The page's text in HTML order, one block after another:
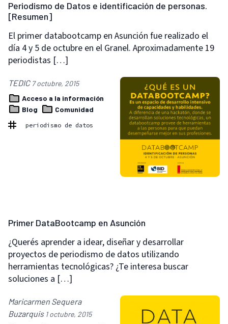
Periodismo de Datos e identificación de personas.
[Resumen]
El primer databootcamp en Asunción fue realizado el
día 4 y 5 de octubre en el Granel. Aproximadamente 19
periodistas […]
TEDIC 7 octubre, 2015
Acceso a la información
Blog
Comunidad
periodismo de datos
Primer DataBootcamp en Asunción
¿Querés aprender a idear, diseñar y desarrollar
proyectos de periodismo de datos utilizando
herramientas tecnológicas? ¿Te interesa buscar
soluciones a […]
Maricarmen Sequera
Buzarquis 1 octubre, 2015